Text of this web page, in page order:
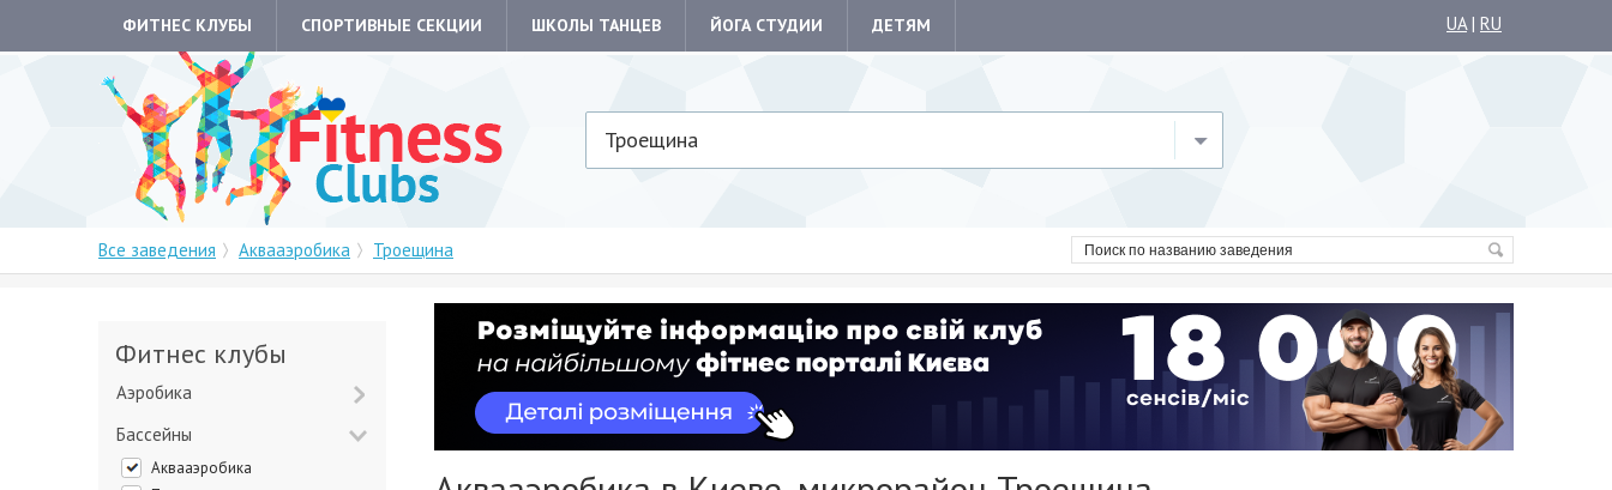
ФИТНЕС КЛУБЫ СПОРТИВНЫЕ СЕКЦИИ ШКОЛЫ ТАНЦЕВ ЙОГА СТУДИИ ДЕТЯМ UA| RU
Троещина
Все заведения Аквааэробика Троещина
Фитнес клубы
Аэробика
Бассейны
Аквааэробика